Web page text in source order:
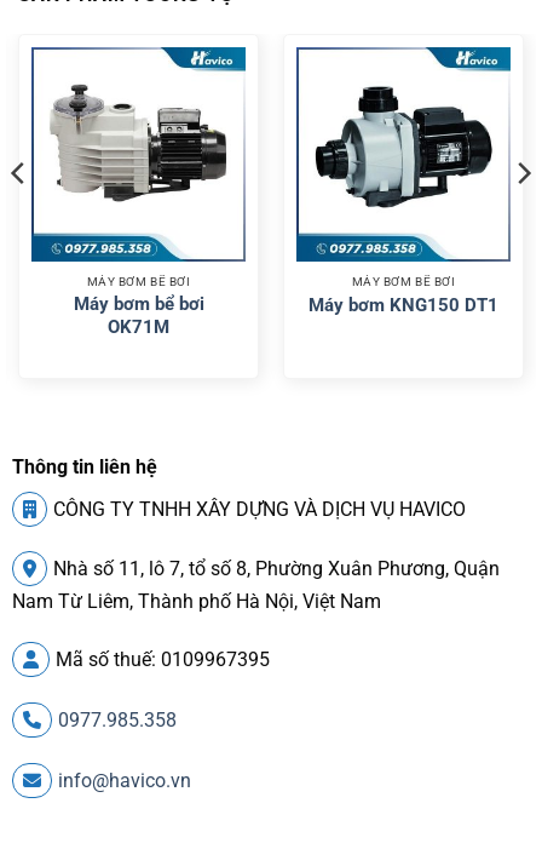
MÁY BƠM BỂ BƠI
Máy bơm bể bơi
OK71M
MÁY BƠM BỂ BƠI
Máy bơm KNG150 DT1
Thông tin liên hệ
CÔNG TY TNHH XÂY DỰNG VÀ DỊCH VỤ HAVICO
Nhà số 11, lô 7, tổ số 8, Phường Xuân Phương, Quận
Nam Từ Liêm, Thành phố Hà Nội, Việt Nam
Mã số thuế: 0109967395
0977.985.358
info@havico.vn